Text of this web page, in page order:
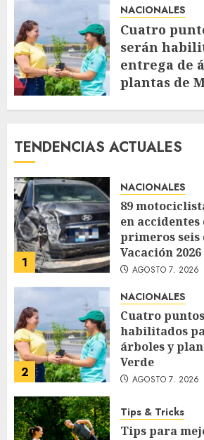
AGOSTO 7, 2026
NACIONALES
Cuatro
serán
entrega de
plantas de
TENDENCIAS ACTUALES
1
NACIONALES
89
en
primeros seis
Vacación 2026
AGOSTO 7, 2026
2
NACIONALES
Cuatro
habilitados
árboles y
Verde
AGOSTO 7, 2026
Tips & Tricks
Tips para